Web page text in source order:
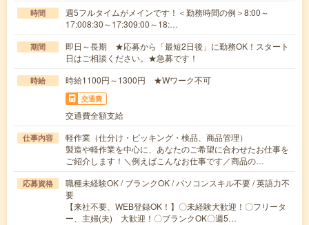
時間
週5フルタイムがメインです！＜勤務時間の例＞8:00～
17:008:30～17:309:00～18:…
期間
即日～長期 ★応募から「最短2日後」に勤務OK！スタート
日はご相談ください。★急募です！
時給 時給1100円～1300円 ★Wワーク不可
交通費
交通費全額支給
仕事内容
軽作業（仕分け・ピッキング・検品、商品管理）
製造や軽作業を中心に、あなたのご希望に合わせたお仕事を
ご紹介します！＼例えばこんなお仕事です／商品の…
応募資格
職種未経験OK / ブランクOK / パソコンスキル不要 / 英語力不
要
【来社不要、WEB登録OK！】〇未経験大歓迎！〇フリータ
ー、主婦(夫) 大歓迎！〇ブランクOK〇週5…